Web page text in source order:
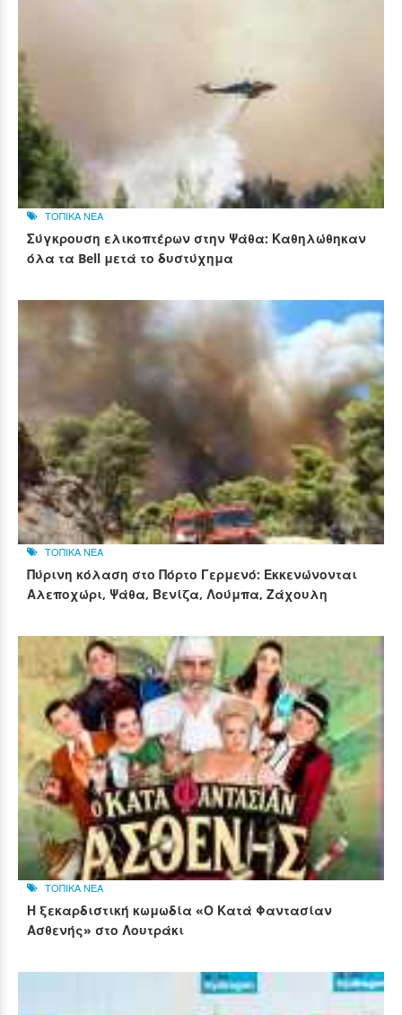
ΤΟΠΙΚΑ ΝΕΑ
Σύγκρουση ελικοπτέρων στην Ψάθα: Καθηλώθηκαν
όλα τα Bell μετά το δυστύχημα
ΤΟΠΙΚΑ ΝΕΑ
Πύρινη κόλαση στο Πόρτο Γερμενό: Εκκενώνονται
Αλεποχώρι, Ψάθα, Βενίζα, Λούμπα, Ζάχουλη
ΤΟΠΙΚΑ ΝΕΑ
Η ξεκαρδιστική κωμωδία «Ο Κατά Φαντασίαν
Ασθενής» στο Λουτράκι